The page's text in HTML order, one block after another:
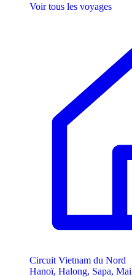
Voir tous les voyages
Circuit Vietnam du Nord
Hanoï, Halong, Sapa,